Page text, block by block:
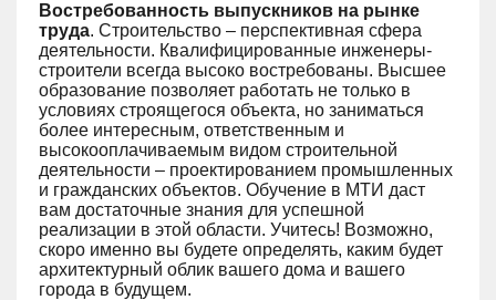
Востребованность выпускников на рынке
труда. Строительство – перспективная сфера
деятельности. Квалифицированные инженеры-
строители всегда высоко востребованы. Высшее
образование позволяет работать не только в
условиях строящегося объекта, но заниматься
более интересным, ответственным и
высокооплачиваемым видом строительной
деятельности – проектированием промышленных
и гражданских объектов. Обучение в МТИ даст
вам достаточные знания для успешной
реализации в этой области. Учитесь! Возможно,
скоро именно вы будете определять, каким будет
архитектурный облик вашего дома и вашего
города в будущем.